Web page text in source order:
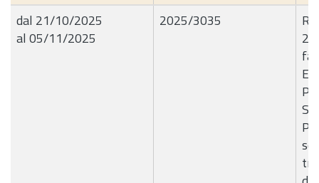
dal 21/10/2025
al 05/11/2025
2025/3035